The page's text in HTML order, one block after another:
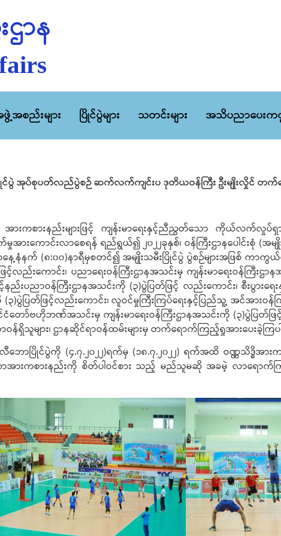
ဌာန
အစည်းများ ပြိုင်ပွဲများ သတင်းများ အသိပညာပေးက
ာပြိုင်ပွဲ အုပ်စုပတ်လည်ပွဲစဉ် ဆက်လက်ကျင်းပ ဒုတိယဝန်ကြီး ဦးမျိုးလှိုင် တ
အားကစားနည်းများဖြင့် ကျန်းမာရေးနှင့်ညီညွတ်သော ကိုယ်လက်လှုပ်ရှာ
အားကောင်းလာစေရန် ရည်ရွယ်၍ ၂၀၂၂ခုနှစ်၊ ဝန်ကြီးဌာနပေါင်းစုံ (အ
ေ့နံနက် (၈:၀၀)နာရီမှစတင်၍ အမျိုးသမီးပြိုင်ပွဲ ပွဲစဉ်များအဖြစ် ကာ
ည်းကောင်း၊ ပညာရေးဝန်ကြီးဌာနအသင်းမှ ကျန်းမာရေးဝန်ကြီးဌာ
နည်းပညာဝန်ကြီးဌာနအသင်းကို (၃)ပွဲပြတ်ဖြင့် လည်းကောင်း၊ စီးပွားရေ
(၃)ပွဲပြတ်ဖြင့်လည်းကောင်း၊ လူဝင်မှုကြီးကြပ်ရေးနှင့်ပြည်သူ့ အင်အား
ငံတော်ဗဟိုဘဏ်အသင်းမှ ကျန်းမာရေးဝန်ကြီးဌာနအသင်းကို (၃)ပွဲပြတ်ဖ
န်ရှိသူများ၊ ဌာနဆိုင်ရာဝန်ထမ်းများမှ တက်ရောက်ကြည့်ရှုအားပေးခဲ့ကြ
လီဘောပြိုင်ပွဲကို (၄.၇.၂၀၂၂)ရက်မှ (၁၈.၇.၂၀၂၂) ရက်အထိ ဝဏ္ဏသိဒ္ဓိအာ
းကစားနည်းကို စိတ်ပါဝင်စား သည့် မည်သူမဆို အခမဲ့ လာရောက်ကြ